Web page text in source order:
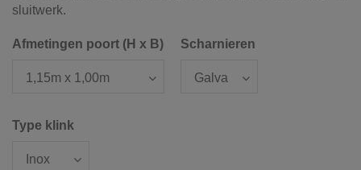
sluitwerk.
Afmetingen poort (H x B) Scharnieren
Type klink